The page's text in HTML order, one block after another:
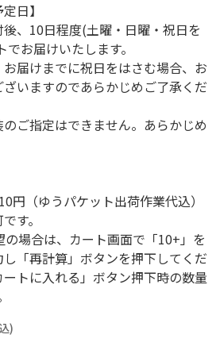
日】
後、10日程度(土曜・日曜・祝日を
お届けいたします。
届けまでに祝日をはさむ場合、お
いますのであらかじめご了承くだ
のご指定はできません。あらかじめ
円（ゆうパケット出荷作業代込）
す。
場合は、カート画面で「10+」を
「再計算」ボタンを押下してくだ
トに入れる」ボタン押下時の数量
)